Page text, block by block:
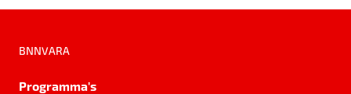
BNNVARA
Programma's